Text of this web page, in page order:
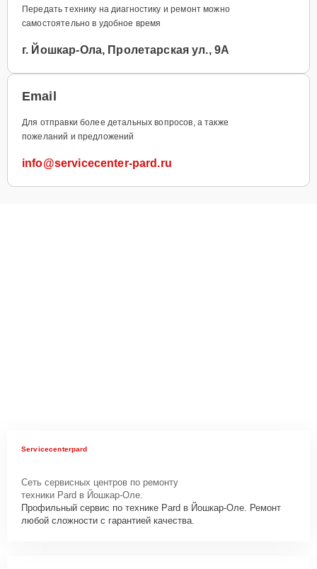
Передать технику на диагностику и ремонт можно
самостоятельно в удобное время
г. Йошкар-Ола, Пролетарская ул., 9А
Email
Для отправки более детальных вопросов, а также
пожеланий и предложений
info@servicecenter-pard.ru
Servicecenterpard
Сеть сервисных центров по ремонту
техники Pard в Йошкар-Оле.
Профильный сервис по технике Pard в Йошкар-Оле. Ремонт
любой сложности с гарантией качества.